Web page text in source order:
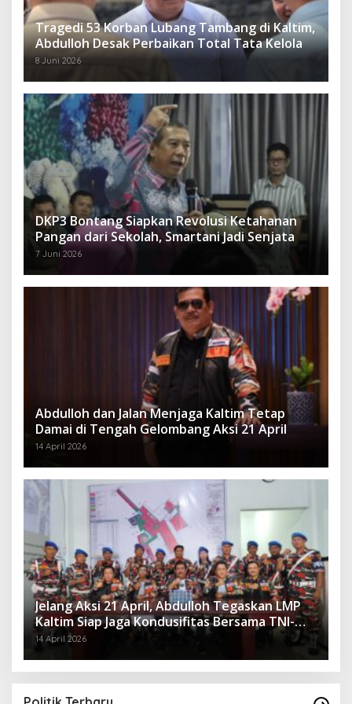
Tragedi 53 Korban Lubang Tambang di Kaltim,
Abdulloh Desak Perbaikan Total Tata Kelola
8 Juni 2026
DKP3 Bontang Siapkan Revolusi Ketahanan
Pangan dari Sekolah, Smartani Jadi Senjata
7 Juni 2026
Abdulloh dan Jalan Menjaga Kaltim Tetap
Damai di Tengah Gelombang Aksi 21 April
14 April 2026
Jelang Aksi 21 April, Abdulloh Tegaskan LMP
Kaltim Siap Jaga Kondusifitas Bersama TNI-
Polri
14 April 2026